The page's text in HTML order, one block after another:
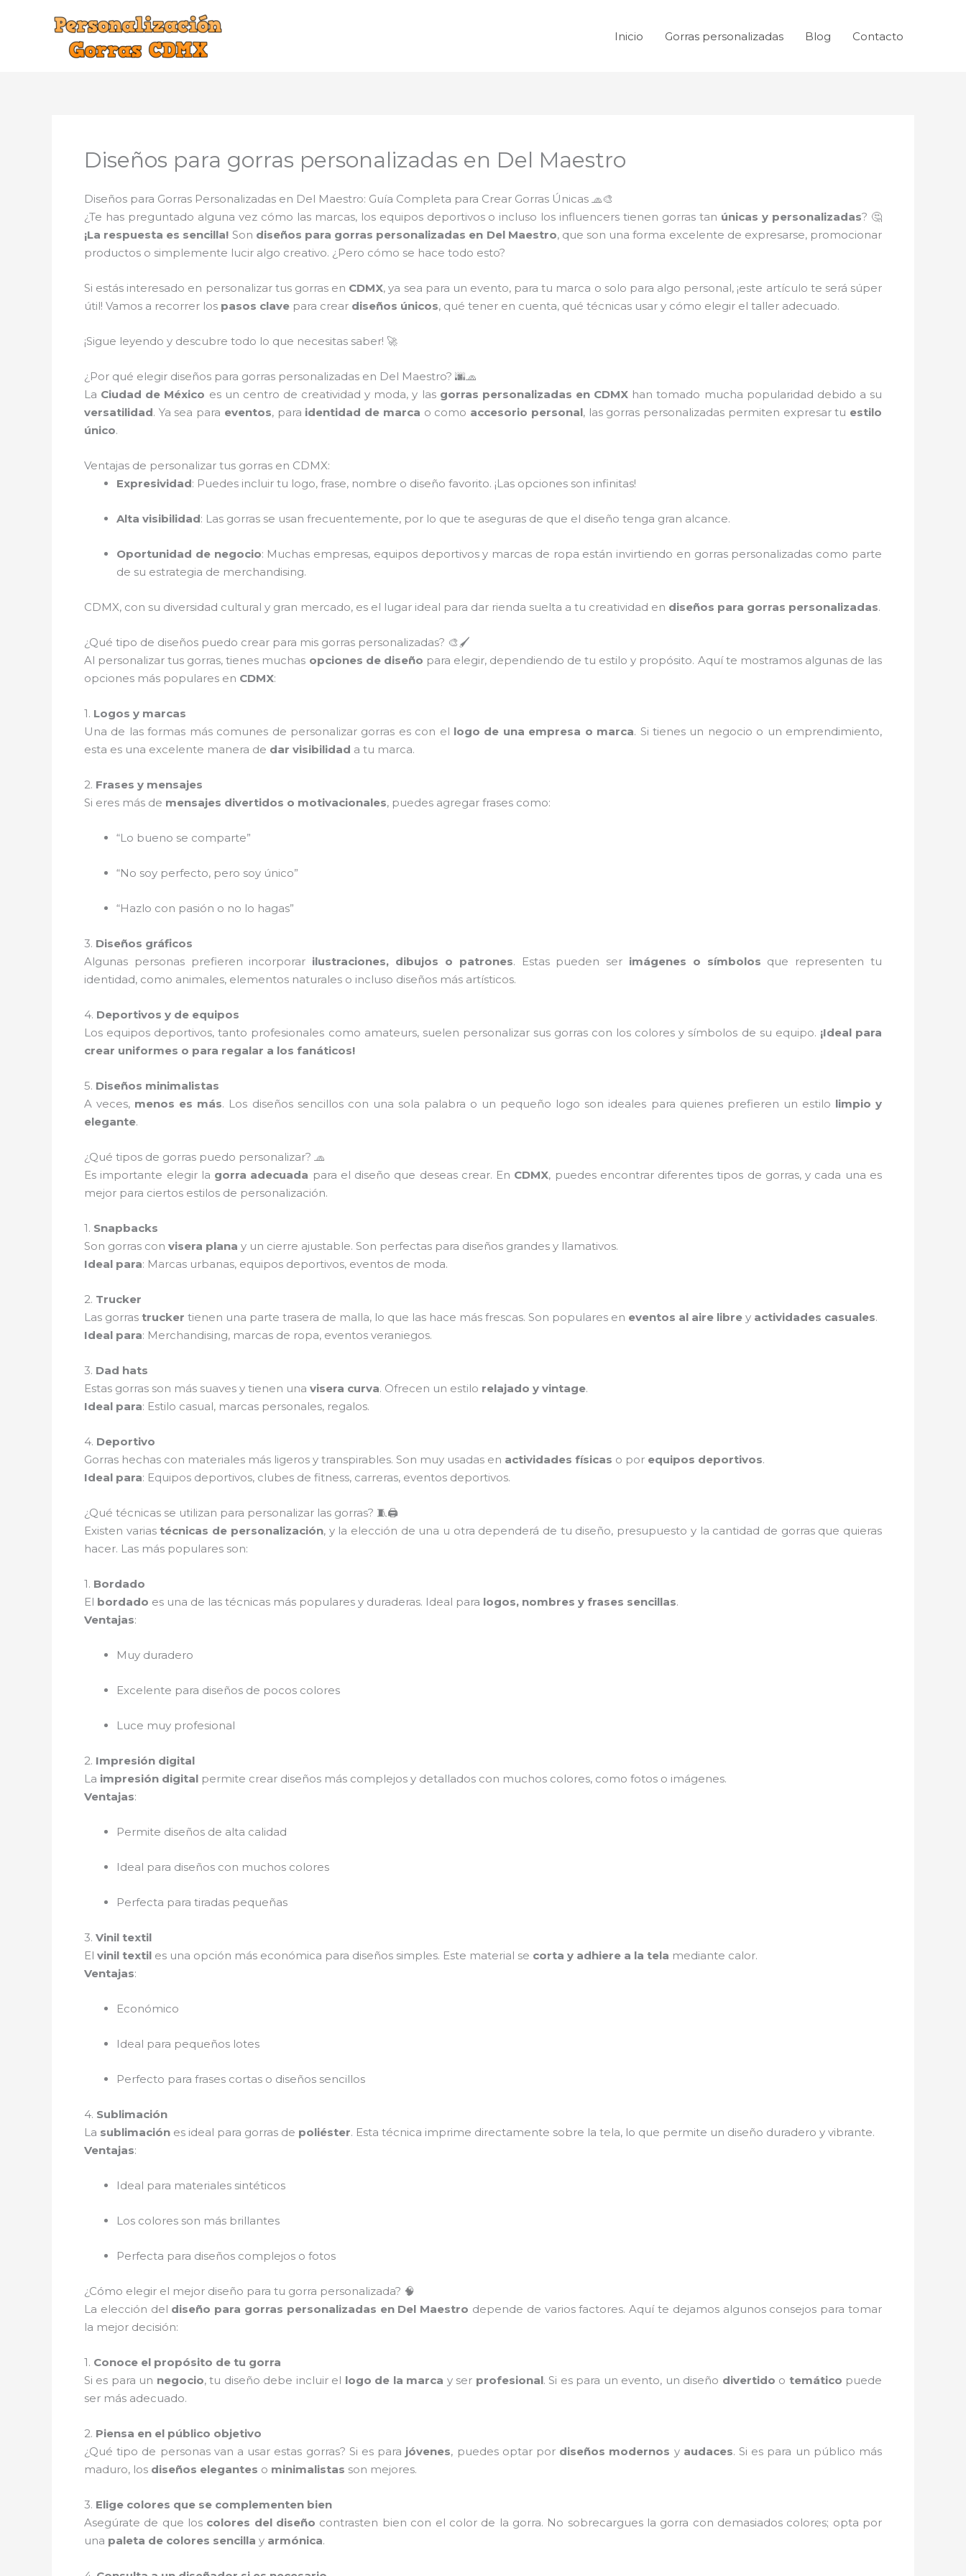
Inicio Gorras personalizadas Blog Contacto
Diseños para gorras personalizadas en Del Maestro
Diseños para Gorras Personalizadas en Del Maestro: Guía Completa para Crear Gorras Únicas 🧢🎨
¿Te has preguntado alguna vez cómo las marcas, los equipos deportivos o incluso los influencers tienen gorras tan únicas y personalizadas? 🤔
¡La respuesta es sencilla! Son diseños para gorras personalizadas en Del Maestro, que son una forma excelente de expresarse, promocionar
productos o simplemente lucir algo creativo. ¿Pero cómo se hace todo esto?
Si estás interesado en personalizar tus gorras en CDMX, ya sea para un evento, para tu marca o solo para algo personal, ¡este artículo te será súper
útil! Vamos a recorrer los pasos clave para crear diseños únicos, qué tener en cuenta, qué técnicas usar y cómo elegir el taller adecuado.
¡Sigue leyendo y descubre todo lo que necesitas saber! 🚀
¿Por qué elegir diseños para gorras personalizadas en Del Maestro? 🌆🧢
La Ciudad de México es un centro de creatividad y moda, y las gorras personalizadas en CDMX han tomado mucha popularidad debido a su
versatilidad. Ya sea para eventos, para identidad de marca o como accesorio personal, las gorras personalizadas permiten expresar tu estilo
único.
Ventajas de personalizar tus gorras en CDMX:
Expresividad: Puedes incluir tu logo, frase, nombre o diseño favorito. ¡Las opciones son infinitas!
Alta visibilidad: Las gorras se usan frecuentemente, por lo que te aseguras de que el diseño tenga gran alcance.
Oportunidad de negocio: Muchas empresas, equipos deportivos y marcas de ropa están invirtiendo en gorras personalizadas como parte
de su estrategia de merchandising.
CDMX, con su diversidad cultural y gran mercado, es el lugar ideal para dar rienda suelta a tu creatividad en diseños para gorras personalizadas.
¿Qué tipo de diseños puedo crear para mis gorras personalizadas? 🎨🖌️
Al personalizar tus gorras, tienes muchas opciones de diseño para elegir, dependiendo de tu estilo y propósito. Aquí te mostramos algunas de las
opciones más populares en CDMX:
1. Logos y marcas
Una de las formas más comunes de personalizar gorras es con el logo de una empresa o marca. Si tienes un negocio o un emprendimiento,
esta es una excelente manera de dar visibilidad a tu marca.
2. Frases y mensajes
Si eres más de mensajes divertidos o motivacionales, puedes agregar frases como:
“Lo bueno se comparte”
“No soy perfecto, pero soy único”
“Hazlo con pasión o no lo hagas”
3. Diseños gráficos
Algunas personas prefieren incorporar ilustraciones, dibujos o patrones. Estas pueden ser imágenes o símbolos que representen tu
identidad, como animales, elementos naturales o incluso diseños más artísticos.
4. Deportivos y de equipos
Los equipos deportivos, tanto profesionales como amateurs, suelen personalizar sus gorras con los colores y símbolos de su equipo. ¡Ideal para
crear uniformes o para regalar a los fanáticos!
5. Diseños minimalistas
A veces, menos es más. Los diseños sencillos con una sola palabra o un pequeño logo son ideales para quienes prefieren un estilo limpio y
elegante.
¿Qué tipos de gorras puedo personalizar? 🧢
Es importante elegir la gorra adecuada para el diseño que deseas crear. En CDMX, puedes encontrar diferentes tipos de gorras, y cada una es
mejor para ciertos estilos de personalización.
1. Snapbacks
Son gorras con visera plana y un cierre ajustable. Son perfectas para diseños grandes y llamativos.
Ideal para: Marcas urbanas, equipos deportivos, eventos de moda.
2. Trucker
Las gorras trucker tienen una parte trasera de malla, lo que las hace más frescas. Son populares en eventos al aire libre y actividades casuales.
Ideal para: Merchandising, marcas de ropa, eventos veraniegos.
3. Dad hats
Estas gorras son más suaves y tienen una visera curva. Ofrecen un estilo relajado y vintage.
Ideal para: Estilo casual, marcas personales, regalos.
4. Deportivo
Gorras hechas con materiales más ligeros y transpirables. Son muy usadas en actividades físicas o por equipos deportivos.
Ideal para: Equipos deportivos, clubes de fitness, carreras, eventos deportivos.
¿Qué técnicas se utilizan para personalizar las gorras? 🧵🖨️
Existen variastécnicas de personalización, y la elección de una u otra dependerá de tu diseño, presupuesto y la cantidad de gorras que quieras
hacer. Las más populares son:
1. Bordado
El bordado es una de las técnicas más populares y duraderas. Ideal para logos, nombres y frases sencillas.
Ventajas:
Muy duradero
Excelente para diseños de pocos colores
Luce muy profesional
2. Impresión digital
La impresión digital permite crear diseños más complejos y detallados con muchos colores, como fotos o imágenes.
Ventajas:
Permite diseños de alta calidad
Ideal para diseños con muchos colores
Perfecta para tiradas pequeñas
3. Vinil textil
El vinil textil es una opción más económica para diseños simples. Este material se corta y adhiere a la tela mediante calor.
Ventajas:
Económico
Ideal para pequeños lotes
Perfecto para frases cortas o diseños sencillos
4. Sublimación
La sublimación es ideal para gorras de poliéster. Esta técnica imprime directamente sobre la tela, lo que permite un diseño duradero y vibrante.
Ventajas:
Ideal para materiales sintéticos
Los colores son más brillantes
Perfecta para diseños complejos o fotos
¿Cómo elegir el mejor diseño para tu gorra personalizada? 🧠
La elección del diseño para gorras personalizadas en Del Maestro depende de varios factores. Aquí te dejamos algunos consejos para tomar
la mejor decisión:
1. Conoce el propósito de tu gorra
Si es para un negocio, tu diseño debe incluir el logo de la marca y ser profesional. Si es para un evento, un diseño divertido o temático puede
ser más adecuado.
2. Piensa en el público objetivo
¿Qué tipo de personas van a usar estas gorras? Si es para jóvenes, puedes optar por diseños modernos y audaces. Si es para un público más
maduro, los diseños elegantes o minimalistas son mejores.
3. Elige colores que se complementen bien
Asegúrate de que los colores del diseño contrasten bien con el color de la gorra. No sobrecargues la gorra con demasiados colores; opta por
una paleta de colores sencilla y armónica.